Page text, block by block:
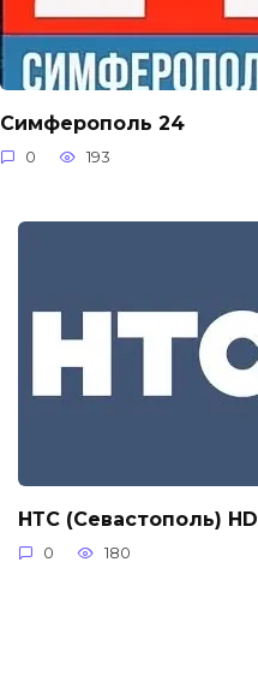
Симферополь 24
0 193
НТС (Севастополь) HD
0 180